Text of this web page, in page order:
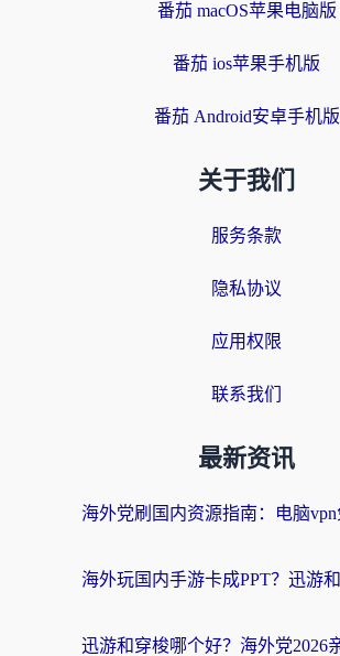
番茄 macOS苹果电脑版
番茄 ios苹果手机版
番茄 Android安卓手机版
关于我们
服务条款
隐私协议
应用权限
联系我们
最新资讯